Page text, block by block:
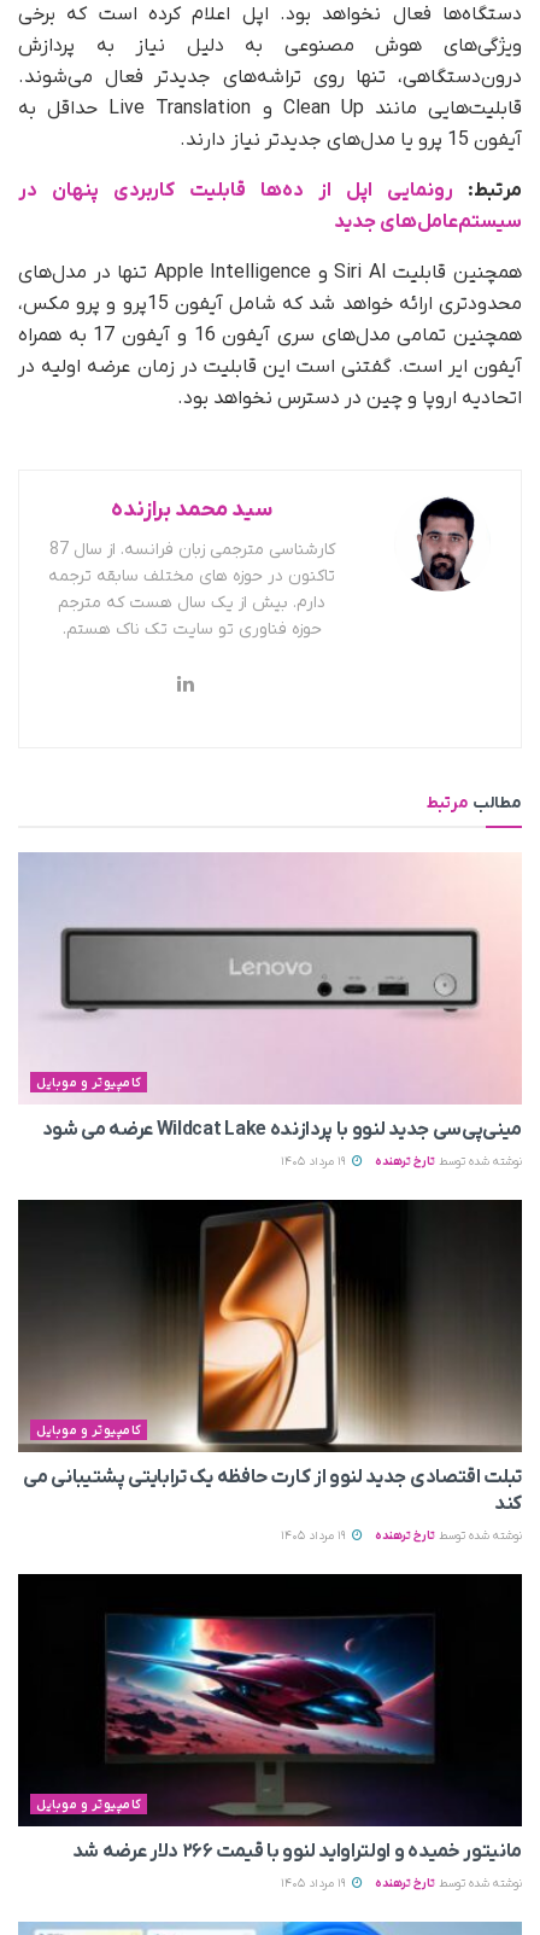
دستگاه‌ها فعال نخواهد بود. اپل اعلام کرده است که برخی
ویژگی‌های هوش مصنوعی به دلیل نیاز به پردازش
درون‌دستگاهی، تنها روی تراشه‌های جدیدتر فعال می‌شوند.
قابلیت‌هایی مانند Clean Up و Live Translation حداقل به
آیفون 15 پرو یا مدل‌های جدیدتر نیاز دارند.
مرتبط: رونمایی اپل از ده‌ها قابلیت کاربردی پنهان در
سیستم‌عامل‌های جدید
همچنین قابلیت Siri AI و Apple Intelligence تنها در مدل‌های
محدودتری ارائه خواهد شد که شامل آیفون 15پرو و پرو مکس،
همچنین تمامی مدل‌های سری آیفون 16 و آیفون 17 به‌ همراه
آیفون ایر است. گفتنی است این قابلیت در زمان عرضه اولیه در
اتحادیه اروپا و چین در دسترس نخواهد بود.
سید محمد برازنده
کارشناسی مترجمی زبان فرانسه. از سال 87
تاکنون در حوزه های مختلف سابقه ترجمه
دارم. بیش از یک سال هست که مترجم
حوزه فناوری تو سایت تک ناک هستم.
مطالب مرتبط
کامپیوتر و موبایل
مینی‌پی‌سی جدید لنوو با پردازنده Wildcat Lake عرضه می‌ شود
نوشته شده توسط تارخ ترهنده
کامپیوتر و موبایل
تبلت اقتصادی جدید لنوو از کارت حافظه یک ترابایتی پشتیبانی می‌
کند
نوشته شده توسط تارخ ترهنده
کامپیوتر و موبایل
مانیتور خمیده و اولتراواید لنوو با قیمت ۲۶۶ دلار عرضه شد
نوشته شده توسط تارخ ترهنده